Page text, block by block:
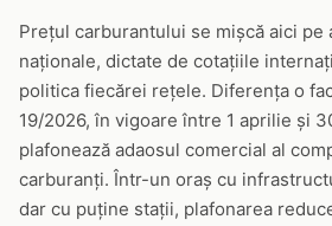
Prețul carburantului se mișcă aici pe
naționale, dictate de cotațiile
politica fiecărei rețele. Diferența o
19/2026, în vigoare între 1 aprilie și
plafonează adaosul comercial al
carburanți. Într-un oraș cu
dar cu puține stații, plafonarea